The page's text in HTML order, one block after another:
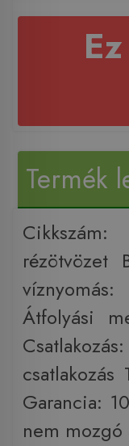
Termék
rézötvözet
Átfolyási
Garancia:
nem mozgó